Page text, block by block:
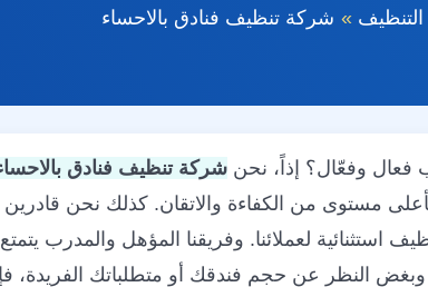
شركة تنظيف فنادق بالاحساء
وفعّال؟ إذاً، نحن شركة تنظيف فنادق
مستوى من الكفاءة والاتقان. كذلك نحن قادرين
لعملائنا. وفريقنا المؤهل والمدرب
وبغض النظر عن حجم فندقك أو متطلباتك